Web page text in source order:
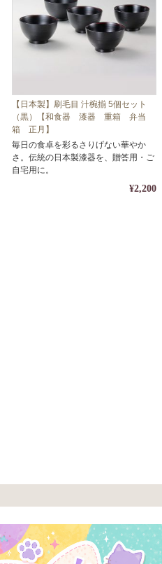
【日本製】刷毛目 汁椀揃 5個セット
（黒）【和食器 漆器 重箱 弁当
箱 正月】
毎日の食卓を彩るさりげない華やか
さ。伝統の日本製漆器を、贈答用・ご
自宅用に。
¥2,200